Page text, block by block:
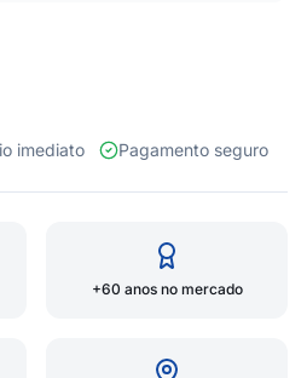
imediato Pagamento seguro
+60 anos no mercado